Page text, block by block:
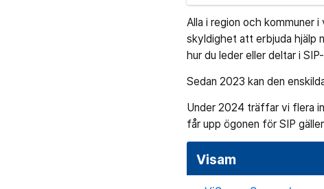
Alla i region och kommuner
skyldighet att erbjuda hjälp
hur du leder eller deltar i
Sedan 2023 kan den
Under 2024 träffar vi flera
får upp ögonen för SIP
Visam